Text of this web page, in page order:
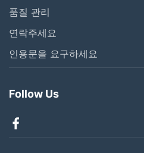
품질 관리
연락주세요
인용문을 요구하세요
Follow Us